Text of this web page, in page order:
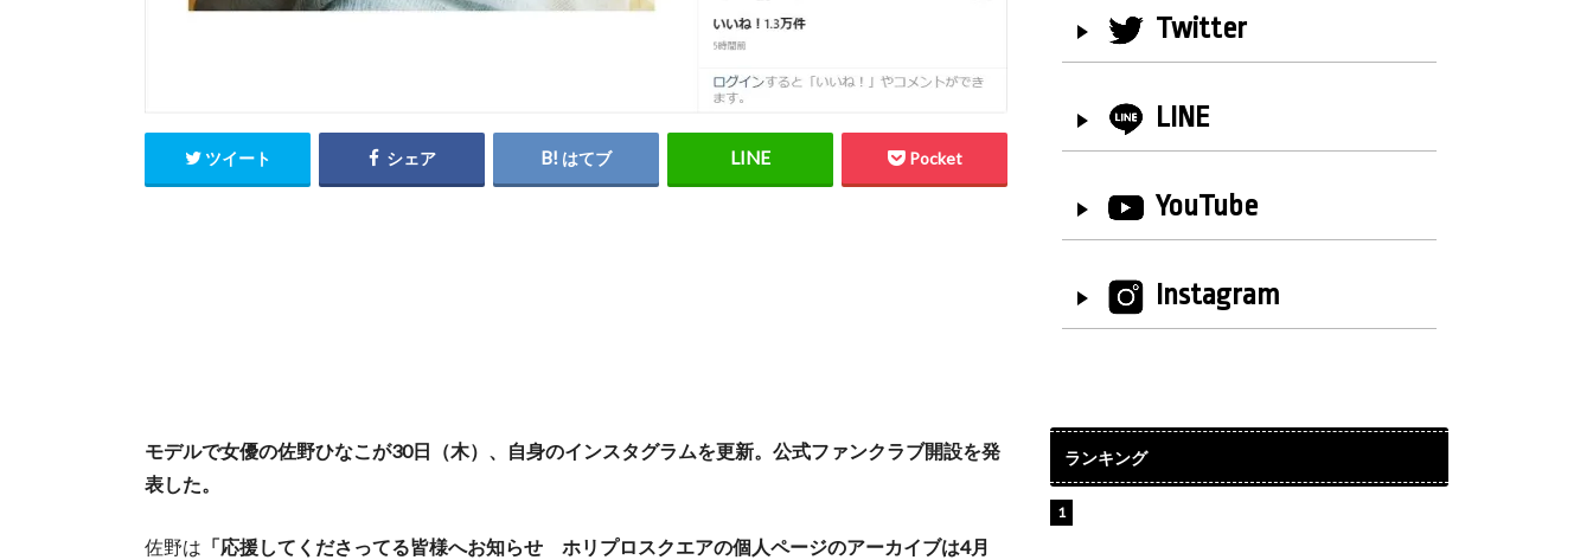
ツイート シェア はてブ Pocket
モデルで女優の佐野ひなこが30日（木）、自身のインスタグラムを更新。公式ファンクラブ開設を発
表した。
佐野は 「応援してくださってる皆様へお知らせ ホリプロスクエアの個人ページのアーカイブは4月
Twitter
LINE
YouTube
Instagram
ランキング